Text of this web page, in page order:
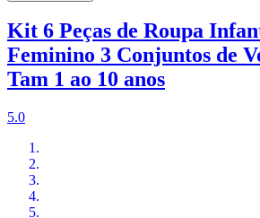
Kit 6 Peças de Roupa
Feminino 3 Conjuntos de
Tam 1 ao 10 anos
5.0